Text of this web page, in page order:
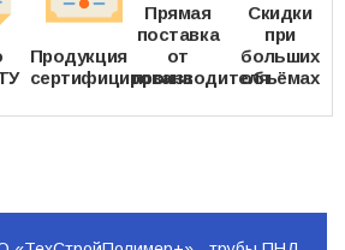
Продукция
сертифицирована
Прямая
поставка
от
производителя
Скидки
при
больших
объёмах